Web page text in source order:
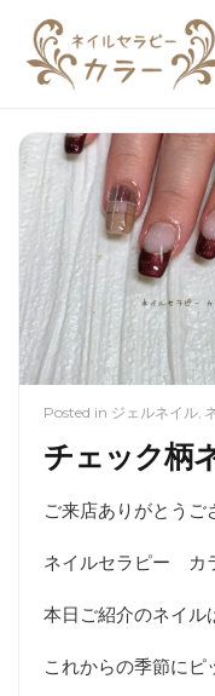
Posted in ジェルネイル
チェック柄
ご来店ありがとう
ネイルセラピー カ
本日ご紹介のネイル
これからの季節にピ